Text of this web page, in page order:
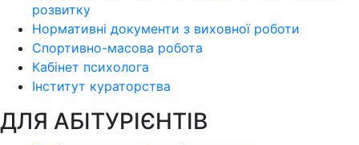
розвитку
Нормативні документи з виховної роботи
Спортивно-масова робота
Кабінет психолога
Інститут кураторства
ДЛЯ АБІТУРІЄНТІВ